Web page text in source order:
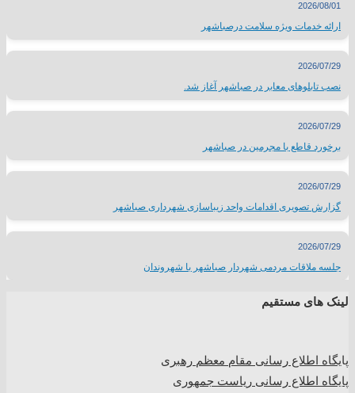
2026/08/01
ارائه خدمات ویژه سلامت درصباشهر
2026/07/29
نصب تابلوهای معابر در صباشهر آغاز شد.
2026/07/29
برخورد قاطع با مجرمین در صباشهر
2026/07/29
گزارش تصویری اقدامات واحد زیباسازی شهرداری صباشهر
2026/07/29
جلسه ملاقات مردمی شهردار صباشهر با شهروندان
لینک های مستقیم
پایگاه اطلاع رسانی مقام معظم رهبری
پایگاه اطلاع رسانی ریاست جمهوری